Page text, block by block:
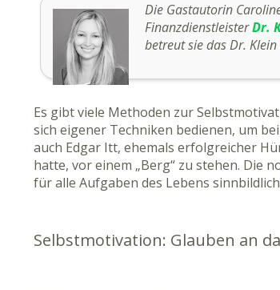
Die Gastautorin
FinanzdienstleisterDr.
betreut sie das Dr.
Es gibt viele Methoden zur
sich eigener Techniken bedienen, um
auch Edgar Itt, ehemals erfolgreicher
hatte, vor einem „Berg“ zu stehen. Die
für alle Aufgaben des Lebens
Selbstmotivation: Glauben an